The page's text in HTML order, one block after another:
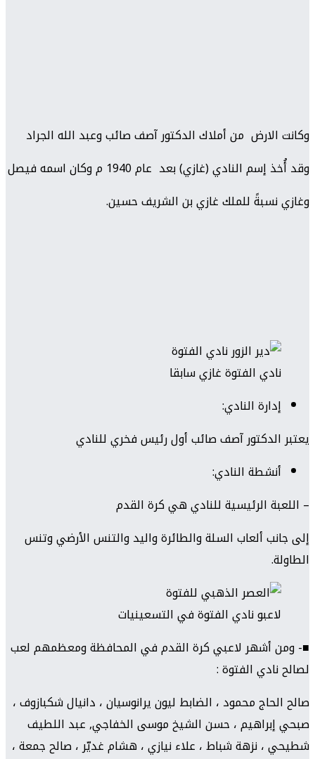
وكانت الارض من أملاك الدكتور آصف صائب وعبد الله الجراد
وقد أُخذ إسم النادي (غازي) بعد عام 1940 م وكان اسمه فيصل
وغازي نسبةً للملك غازي بن الشريف حسين.
نادي الفتوة غازي سابقا
إدارة النادي:
يعتبر الدكتور آصف صائب أول رئيس فخري للنادي
أنشطة النادي:
– اللعبة الرئيسية للنادي هي كرة القدم
إلى جانب ألعاب السلة والطائرة واليد والتنس الأرضي وتنس
الطاولة.
لاعبو نادي الفتوة في التسعينيات
■- ومن أشهر لاعبي كرة القدم في المحافظة ومعظمهم لعب
لصالح نادي الفتوة :
صالح الحاج محمود ، الضابط ليون يرانوسيان ، دانيال شكبازوف ،
صبحي إبراهيم ، حسن الشيخ موسى الخفاجي, عبد اللطيف
شطيحي ، نزهة شباط ، علاء نيازي ، هشام غديّر ، صالح جمعة ،